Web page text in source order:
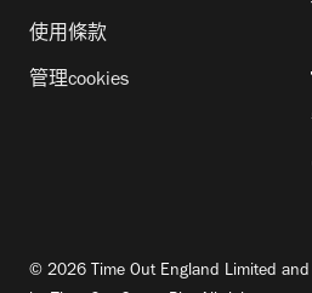
使用條款
管理cookies
© 2026 Time Out England Limited